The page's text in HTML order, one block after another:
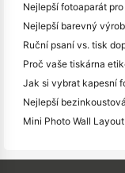
Nejlepší fotoaparát
Proč vaše tiskárna
Mini Photo Wall